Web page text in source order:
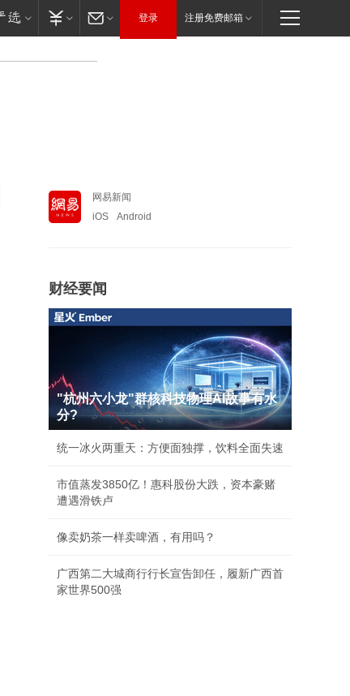
登录 注册免费邮箱
网易新闻
iOS
Android
财经要闻
"杭州六小龙"群核科技物理AI故事有水
分?
统一冰火两重天：方便面独撑，饮料全面失速
市值蒸发3850亿！惠科股份大跌，资本豪赌
遭遇滑铁卢
像卖奶茶一样卖啤酒，有用吗？
广西第二大城商行行长宣告卸任，履新广西首
家世界500强